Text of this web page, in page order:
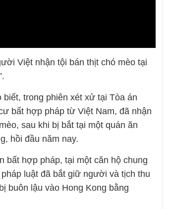
Việt nhận tội bán thịt chó mèo tại
trong phiên xét xử tại Tòa án
bất hợp pháp từ Việt Nam, đã nhận
sau khi bị bắt tại một quán ăn
hồi đầu năm nay.
bất hợp pháp, tại một căn hộ chung
luật đã bắt giữ người và tịch thu
buôn lậu vào Hong Kong bằng